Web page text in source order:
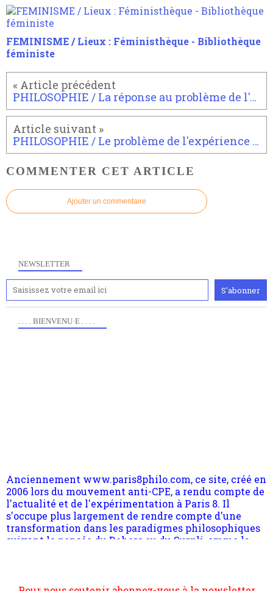
FEMINISME / Lieux : Féministhèque - Bibliothèque
féministe
PHILOSOPHIE / La réponse au problème de l'expérience et du monde
PHILOSOPHIE / Le problème de l'expérience et du monde
COMMENTER CET ARTICLE
Ajouter un commentaire
NEWSLETTER
. . . . BIENVENU·E . . . .
l'actualité et de l'expérimentation à Paris 8. Il
s'occupe plus largement de rendre compte d'une
transformation dans les paradigmes philosophiques
suivant la pensée du Dehors ou du Surpli, omme la
nomme les métaphysiciens classique. Nous avons
gratuite (2 mails par mois), commentez sans